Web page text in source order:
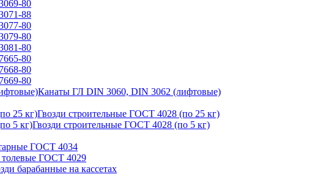
80
88
80
80
80
80
80
80
Канаты ГЛ DIN 3060, DIN 3062 (лифтовые)
Гвозди строительные ГОСТ 4028 (по 25 кг)
Гвозди строительные ГОСТ 4028 (по 5 кг)
ГОСТ 4034
толевые ГОСТ 4029
барабанные на кассетах